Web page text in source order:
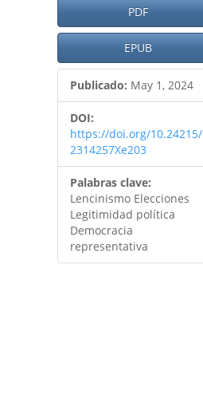
del
artículo
PDF
EPUB
Publicado: May 1, 2024
DOI:
https://doi.org/10.24215/
2314257Xe203
Palabras clave:
Lencinismo Elecciones
Legitimidad política
Democracia
representativa